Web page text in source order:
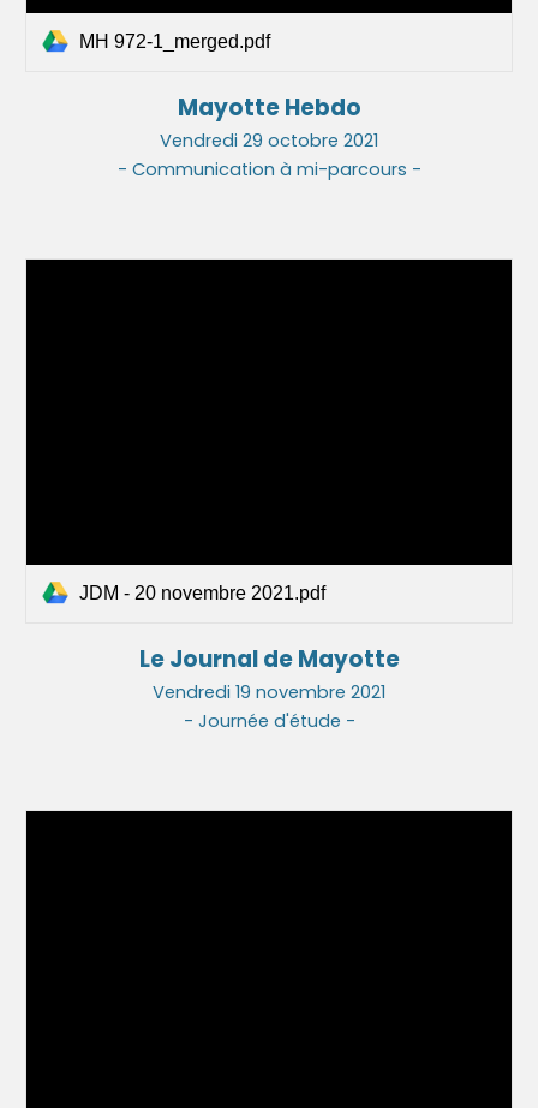
MH 972-1_merged.pdf
Mayotte Hebdo
Vendredi 29 octobre 2021
- Communication à mi-parcours -
JDM - 20 novembre 2021.pdf
Le Journal de Mayotte
Vendredi 19 novembre 2021
- Journée d'étude -